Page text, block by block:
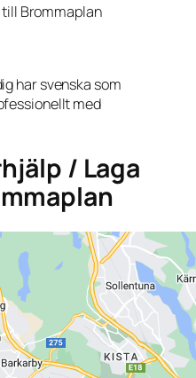
Brommaplan
har svenska som
med
/ Laga